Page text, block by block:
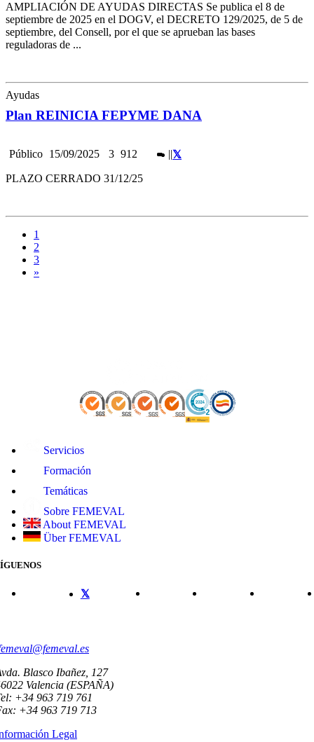
AMPLIACIÓN DE AYUDAS DIRECTAS Se publica el 8 de
septiembre de 2025 en el DOGV, el DECRETO 129/2025, de 5 de
septiembre, del Consell, por el que se aprueban las bases
reguladoras de ...
Ayudas
Plan REINICIA FEPYME DANA
Público 15/09/2025 3 912 ||
PLAZO CERRADO 31/12/25
1
2
3
»
Servicios
Formación
Temáticas
Sobre FEMEVAL
About FEMEVAL
Über FEMEVAL
Blasco Ibañez, 127
Valencia (ESPAÑA)
+34 963 719 761
+34 963 719 713
Legal